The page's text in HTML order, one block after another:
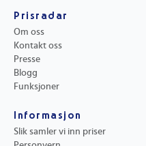
Prisradar
Om oss
Kontakt oss
Presse
Blogg
Funksjoner
Informasjon
Slik samler vi inn priser